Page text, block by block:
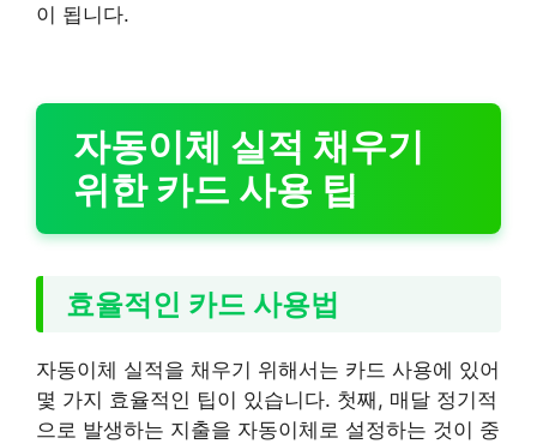
이 됩니다.
자동이체 실적 채우기
위한 카드 사용 팁
효율적인 카드 사용법
자동이체 실적을 채우기 위해서는 카드 사용에 있어
몇 가지 효율적인 팁이 있습니다. 첫째, 매달 정기적
으로 발생하는 지출을 자동이체로 설정하는 것이 중